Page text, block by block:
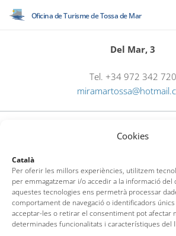
Cookies
Català
Per oferir les millors experiències, utilitzem
per emmagatzemar i/o accedir a la informació del
aquestes tecnologies ens permetrà processar
comportament de navegació o identificadors
acceptar-les o retirar el consentiment pot afectar
determinades funcionalitats i característiques del
Oficina de Turisme de Tossa de Mar
Del Mar, 3
Tel. +34 972 342 720
Oficina de Turisme de
Av. del Pelegrí, 25 – Edifici La Nau ·
(Girona – Costa Brava)